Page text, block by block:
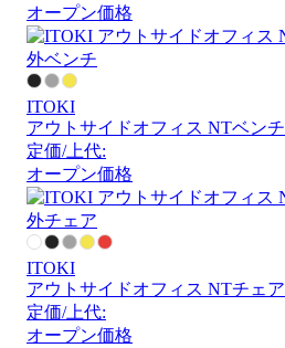
オープン価格
ITOKI
アウトサイドオフィス NTベンチ
定価/上代:
オープン価格
ITOKI
アウトサイドオフィス NTチェア
定価/上代:
オープン価格